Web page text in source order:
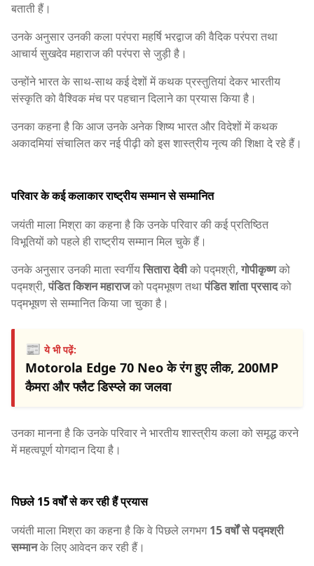
बताती हैं।
उनके अनुसार उनकी कला परंपरा महर्षि भरद्वाज की वैदिक परंपरा तथा
आचार्य सुखदेव महाराज की परंपरा से जुड़ी है।
उन्होंने भारत के साथ-साथ कई देशों में कथक प्रस्तुतियां देकर भारतीय
संस्कृति को वैश्विक मंच पर पहचान दिलाने का प्रयास किया है।
उनका कहना है कि आज उनके अनेक शिष्य भारत और विदेशों में कथक
अकादमियां संचालित कर नई पीढ़ी को इस शास्त्रीय नृत्य की शिक्षा दे रहे हैं।
परिवार के कई कलाकार राष्ट्रीय सम्मान से सम्मानित
जयंती माला मिश्रा का कहना है कि उनके परिवार की कई प्रतिष्ठित
विभूतियों को पहले ही राष्ट्रीय सम्मान मिल चुके हैं।
उनके अनुसार उनकी माता स्वर्गीयसितारा देवीको पद्मश्री,गोपीकृष्णको
पद्मश्री,पंडित किशन महाराजको पद्मभूषण तथापंडित शांता प्रसादको
पद्मभूषण से सम्मानित किया जा चुका है।
📰ये भी पढ़ें:
Motorola Edge 70 Neo के रंग हुए लीक, 200MP
कैमरा और फ्लैट डिस्प्ले का जलवा
उनका मानना है कि उनके परिवार ने भारतीय शास्त्रीय कला को समृद्ध करने
में महत्वपूर्ण योगदान दिया है।
पिछले 15 वर्षों से कर रही हैं प्रयास
जयंती माला मिश्रा का कहना है कि वे पिछले लगभग15 वर्षों से पद्मश्री
सम्मानके लिए आवेदन कर रही हैं।